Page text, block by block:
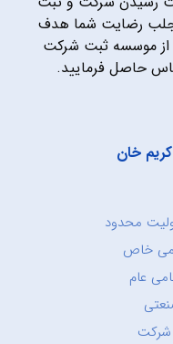
جلب رضایت شما هدف
موسسه ثبت شرکت
خان
محدود
خاص
عام
شرکت